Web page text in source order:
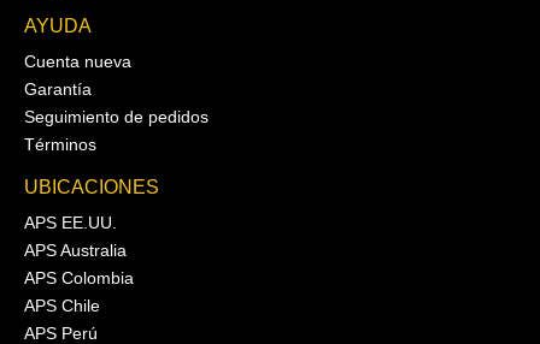
AYUDA
Cuenta nueva
Garantía
Seguimiento de pedidos
Términos
UBICACIONES
APS EE.UU.
APS Australia
APS Colombia
APS Chile
APS Perú